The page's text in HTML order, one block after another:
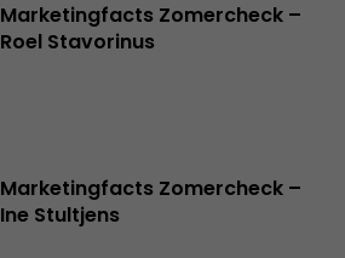
Marketingfacts Zomercheck –
Roel Stavorinus
Marketingfacts Zomercheck –
Ine Stultjens